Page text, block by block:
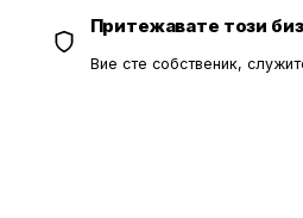
Притежавате този
Вие сте собственик,